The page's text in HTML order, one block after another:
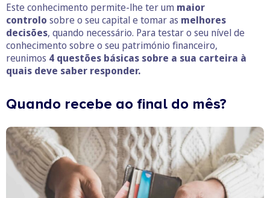
Este conhecimento permite-lhe ter um maior
controlo sobre o seu capital e tomar as melhores
decisões, quando necessário. Para testar o seu nível de
conhecimento sobre o seu património financeiro,
reunimos 4 questões básicas sobre a sua carteira à
quais deve saber responder.
Quando recebe ao final do mês?